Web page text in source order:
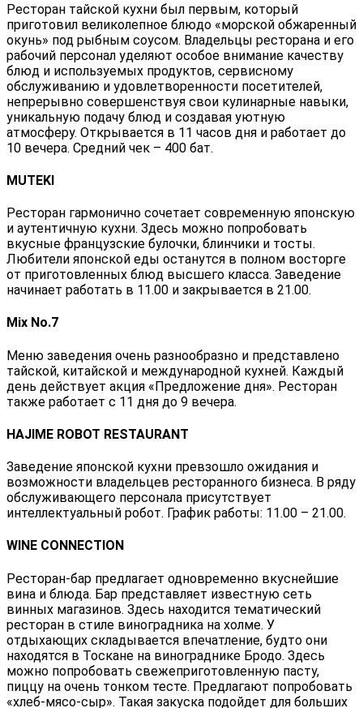
Ресторан тайской кухни был первым, который
приготовил великолепное блюдо «морской обжаренный
окунь» под рыбным соусом. Владельцы ресторана и его
рабочий персонал уделяют особое внимание качеству
блюд и используемых продуктов, сервисному
обслуживанию и удовлетворенности посетителей,
непрерывно совершенствуя свои кулинарные навыки,
уникальную подачу блюд и создавая уютную
атмосферу. Открывается в 11 часов дня и работает до
10 вечера. Средний чек – 400 бат.
MUTEKI
Ресторан гармонично сочетает современную японскую
и аутентичную кухни. Здесь можно попробовать
вкусные французские булочки, блинчики и тосты.
Любители японской еды останутся в полном восторге
от приготовленных блюд высшего класса. Заведение
начинает работать в 11.00 и закрывается в 21.00.
Mix No.7
Меню заведения очень разнообразно и представлено
тайской, китайской и международной кухней. Каждый
день действует акция «Предложение дня». Ресторан
также работает с 11 дня до 9 вечера.
HAJIME ROBOT RESTAURANT
Заведение японской кухни превзошло ожидания и
возможности владельцев ресторанного бизнеса. В ряду
обслуживающего персонала присутствует
интеллектуальный робот. График работы: 11.00 – 21.00.
WINE CONNECTION
Ресторан-бар предлагает одновременно вкуснейшие
вина и блюда. Бар представляет известную сеть
винных магазинов. Здесь находится тематический
ресторан в стиле виноградника на холме. У
отдыхающих складывается впечатление, будто они
находятся в Тоскане на винограднике Бродо. Здесь
можно попробовать свежеприготовленную пасту,
пиццу на очень тонком тесте. Предлагают попробовать
«хлеб-мясо-сыр». Такая закуска подойдет для больших